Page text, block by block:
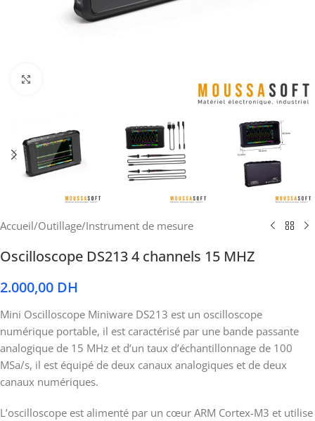
Accueil/Outillage/Instrument de mesure
Oscilloscope DS213 4 channels 15 MHZ
2.000,00 DH
Mini Oscilloscope Miniware DS213 est un oscilloscope
numérique portable, il est caractérisé par une bande passante
analogique de 15 MHz et d’un taux d’échantillonnage de 100
MSa/s, il est équipé de deux canaux analogiques et de deux
canaux numériques.
L’oscilloscope est alimenté par un cœur ARM Cortex-M3 et utilise